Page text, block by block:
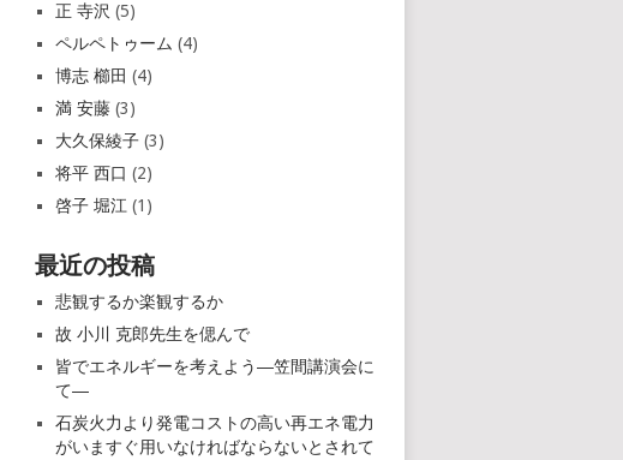
正 寺沢(5)
ペルペトゥーム(4)
博志 櫛田(4)
満 安藤(3)
大久保綾子(3)
将平 西口(2)
啓子 堀江(1)
最近の投稿
悲観するか楽観するか
故 小川 克郎先生を偲んで
皆でエネルギーを考えよう―笠間講演会に
て―
石炭火力より発電コストの高い再エネ電力
がいますぐ用いなければならないとされて